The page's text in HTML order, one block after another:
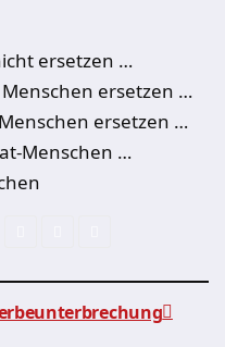
ersetzen …
ersetzen …
ersetzen …
Menschen …